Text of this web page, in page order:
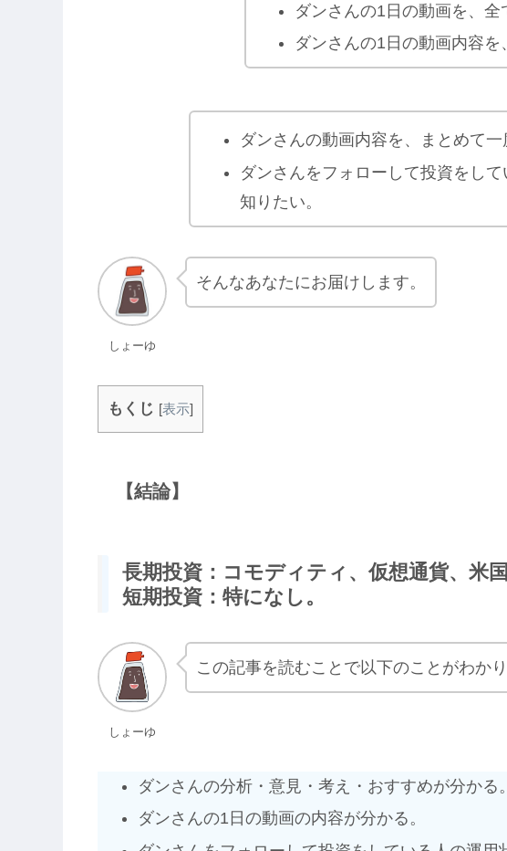
ダンさんの1日の動画を、全
ダンさんの1日の動画内容を
ダンさんの動画内容を、まとめて一
ダンさんをフォローして投資をし
知りたい。
しょーゆ
そんなあなたにお届けします。
もくじ [表示]
【結論】
長期投資：コモディティ、仮想通貨、米
短期投資：特になし。
しょーゆ
この記事を読むことで以下のことがわかり
ダンさんの分析・意見・考え・おすすめが分かる。
ダンさんの1日の動画の内容が分かる。